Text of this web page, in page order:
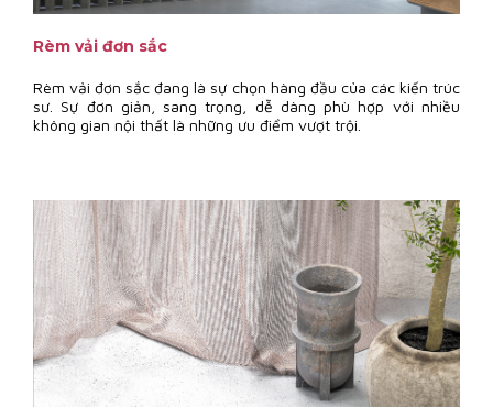
Rèm vải đơn sắc
Rèm vải đơn sắc đang là sự chọn hàng đầu của các kiến trúc
sư. Sự đơn giản, sang trọng, dễ dàng phù hợp với nhiều
không gian nội thất là những ưu điểm vượt trội.